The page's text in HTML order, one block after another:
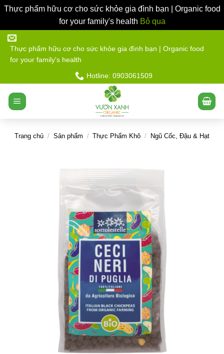
Thực phẩm hữu cơ cho sức khỏe gia đình bạn | Organic food
for your family's health Bỏ qua
Bỏ
qua
nội
Thực phẩm hữu cơ cho sức khỏe gia đình bạn | Organic food
for your family's health
Hotline: 0903061509
Trang chủ / Sản phẩm / Thực Phẩm Khô / Ngũ Cốc, Đậu & Hạt